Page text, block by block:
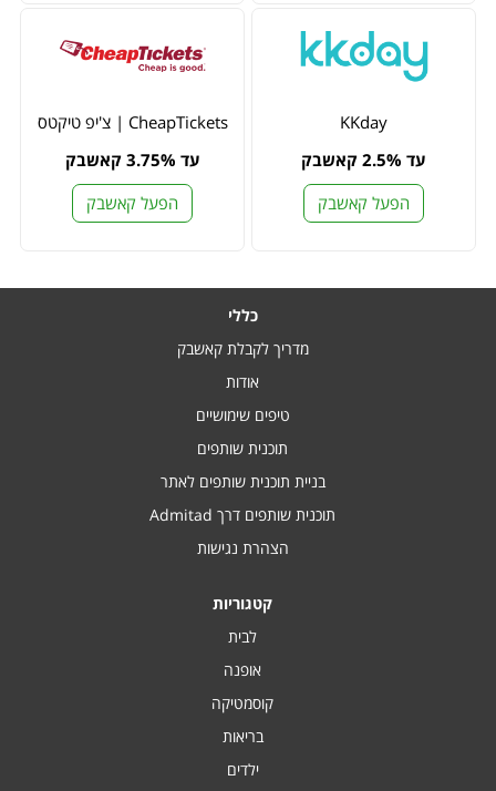
KKday
עד 2.5% קאשבק
הפעל קאשבק
CheapTickets | צ'יפ טיקטס
עד 3.75% קאשבק
הפעל קאשבק
כללי
מדריך לקבלת קאשבק
אודות
טיפים שימושיים
תוכנית שותפים
בניית תוכנית שותפים לאתר
תוכנית שותפים דרך Admitad
הצהרת נגישות
קטגוריות
לבית
אופנה
קוסמטיקה
בריאות
ילדים